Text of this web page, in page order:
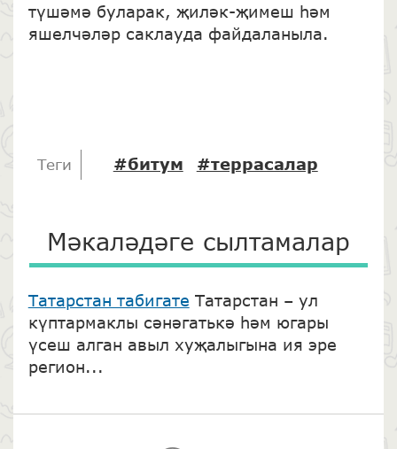
түшәмә буларак, җиләк-җимеш һәм
яшелчәләр саклауда файдаланыла.
Теги #битум #террасалар
Мәкаләдәге сылтамалар
Татарстан табигате Татарстан – ул
күптармаклы сәнәгатькә һәм югары
үсеш алган авыл хуҗалыгына ия эре
регион...